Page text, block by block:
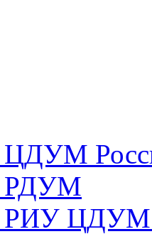
ЦДУМ
РДУМ
РИУ ЦДУМ